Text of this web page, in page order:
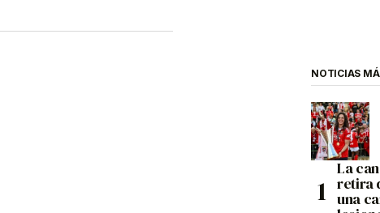
NOTICIAS
La
retira
una